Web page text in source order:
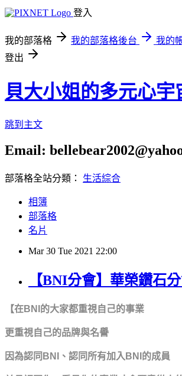
登入
我的部落格 我的部落格後台
我的
登出
貝大小姐的多元心
跳到主文
Email:
部落格全站分類： 生活綜合
相簿
部落格
名片
Mar 30 Tue 2021 22:00
【BNI分會】華榮鑽石
【在BNI的大家都重視自己的事業
更重視自己的品牌與名譽
因為認同BNI、認同所有加入BNI的成員